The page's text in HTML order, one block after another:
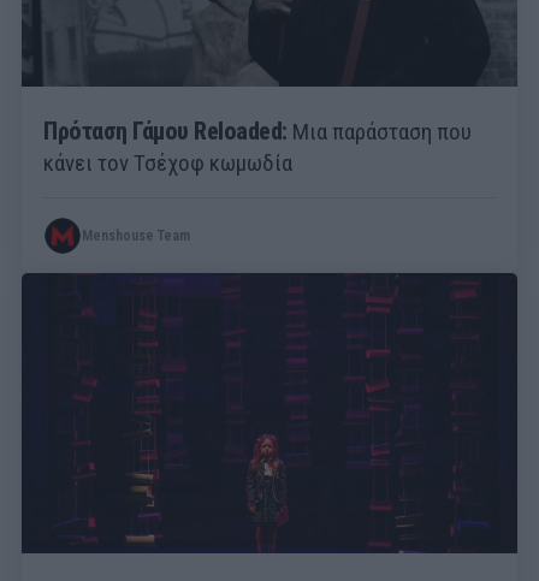
Πρόταση Γάμου Reloaded: Μια παράσταση που
κάνει τον Τσέχοφ κωμωδία
Menshouse Team